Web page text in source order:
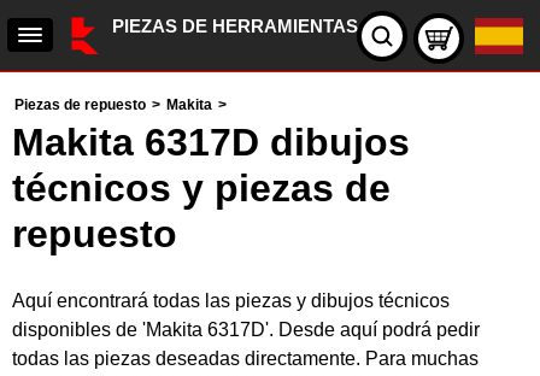
PIEZAS DE HERRAMIENTAS
Piezas de repuesto > Makita >
Makita 6317D dibujos
técnicos y piezas de
repuesto
Aquí encontrará todas las piezas y dibujos técnicos
disponibles de 'Makita 6317D'. Desde aquí podrá pedir
todas las piezas deseadas directamente. Para muchas